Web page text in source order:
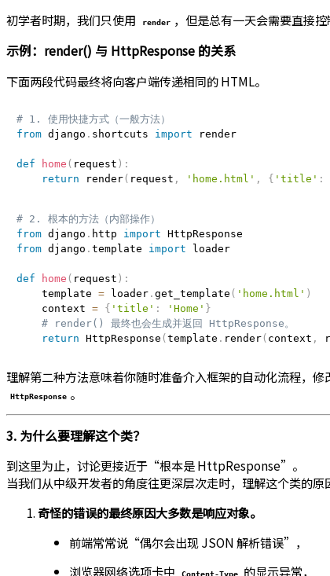
初学者时期，我们只使用 render ，但是总有一天会需要直接控
示例：render() 与 HttpResponse 的关系
下面两段代码最终将向客户端传递相同的 HTML。
# 1. 使用快捷方式（一般方法）
from django . shortcuts import render
def home ( request ) :
return render( request , 'home.html' , { 'title' :
# 2. 根本的方法（内部操作）
from django . http import
from django . template import loader
def home ( request ) :
    template
= loader. get_template ( 'home.html' )
    context
= { 'title' : 'Home' }
# render() 最终也会生成并返回 HttpResponse。
return HttpResponse (template . render( context ,
理解第二种方法意味着你随时准备介入框架的自动化流程，
HttpResponse 。
3. 为什么要理解这个类？
到这里为止，讨论更接近于“根本是 HttpResponse”。
当我们从中级开发者的角度往更深层次走时，理解这个类的原
奇怪的错误的最终原因大多数是响应对象。
前端常常说“偶尔会出现 JSON 解析错误”，
浏览器网络选项卡中
Content-Type
的显示异常，